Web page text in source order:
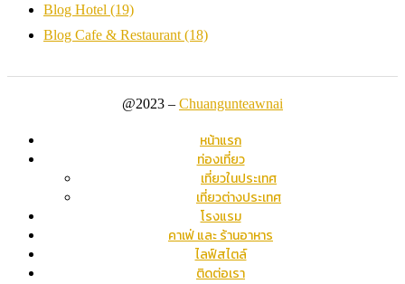
Blog Hotel (19)
Blog Cafe & Restaurant (18)
@2023 – Chuangunteawnai
หน้าแรก
ท่องเที่ยว
เที่ยวในประเทศ
เที่ยวต่างประเทศ
โรงแรม
คาเฟ่ และ ร้านอาหาร
ไลฟ์สไตล์
ติดต่อเรา